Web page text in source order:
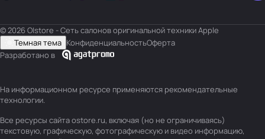
© 2026 O|store - Сеть салонов оригинальной техники Apple
Темная тема КонфиденциальностьОферта
Разработано в
На информационном ресурсе применяются рекомендательные
технологии.
Все ресурсы сайта ostore.ru, включая (но не ограничиваясь)
текстовую, графическую, фотографическую и видео информацию,